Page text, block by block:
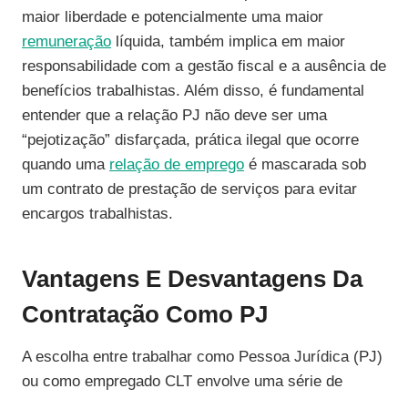
maior liberdade e potencialmente uma maior
remuneração líquida, também implica em maior
responsabilidade com a gestão fiscal e a ausência de
benefícios trabalhistas. Além disso, é fundamental
entender que a relação PJ não deve ser uma
“pejotização” disfarçada, prática ilegal que ocorre
quando uma relação de emprego é mascarada sob
um contrato de prestação de serviços para evitar
encargos trabalhistas.
Vantagens E Desvantagens Da
Contratação Como PJ
A escolha entre trabalhar como Pessoa Jurídica (PJ)
ou como empregado CLT envolve uma série de